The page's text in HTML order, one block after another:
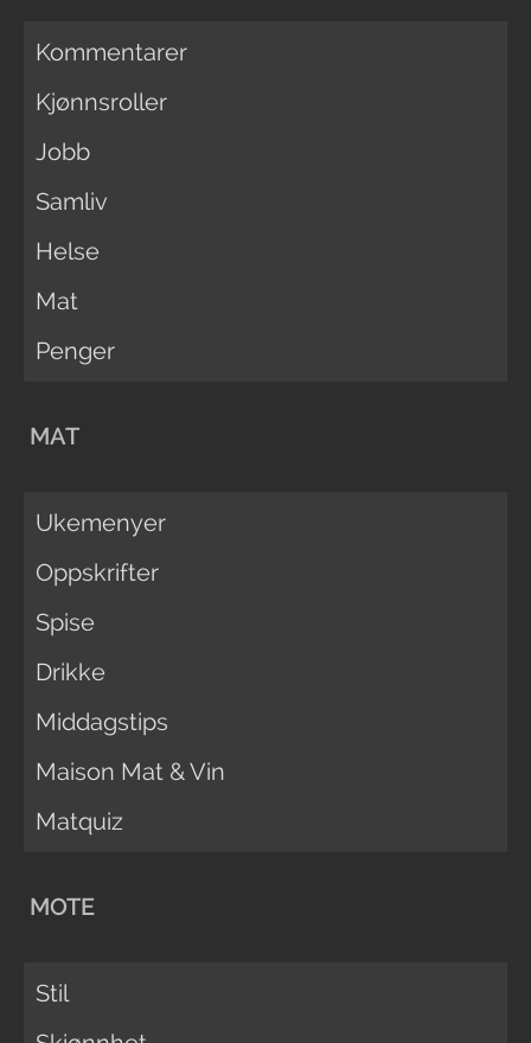
Kommentarer
Kjønnsroller
Jobb
Samliv
Helse
Mat
Penger
MAT
Ukemenyer
Oppskrifter
Spise
Drikke
Middagstips
Maison Mat & Vin
Matquiz
MOTE
Stil